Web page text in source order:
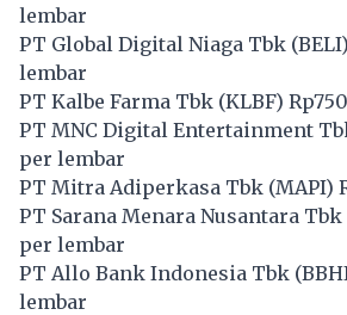
lembar
PT Global Digital Niaga Tbk (BELI
lembar
PT Kalbe Farma Tbk (KLBF)
PT MNC Digital Entertainment
per lembar
PT Mitra Adiperkasa Tbk (MAPI)
PT Sarana Menara Nusantara Tbk
per lembar
PT Allo Bank Indonesia Tbk (
lembar